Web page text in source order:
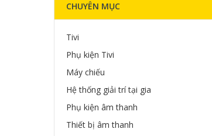
CHUYÊN MỤC
Tivi
Phụ kiện Tivi
Máy chiếu
Hệ thống giải trí tại gia
Phụ kiện âm thanh
Thiết bị âm thanh